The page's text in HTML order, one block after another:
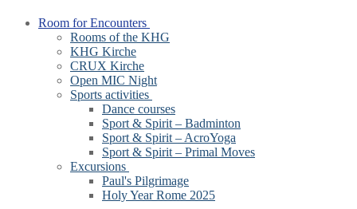
Room for Encounters
Rooms of the KHG
KHG Kirche
CRUX Kirche
Open MIC Night
Sports activities
Dance courses
Sport & Spirit – Badminton
Sport & Spirit – AcroYoga
Sport & Spirit – Primal Moves
Excursions
Paul's Pilgrimage
Holy Year Rome 2025